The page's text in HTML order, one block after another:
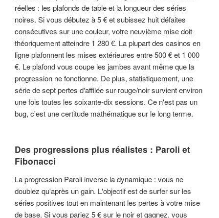
réelles : les plafonds de table et la longueur des séries
noires. Si vous débutez à 5 € et subissez huit défaites
consécutives sur une couleur, votre neuvième mise doit
théoriquement atteindre 1 280 €. La plupart des casinos en
ligne plafonnent les mises extérieures entre 500 € et 1 000
€. Le plafond vous coupe les jambes avant même que la
progression ne fonctionne. De plus, statistiquement, une
série de sept pertes d'affilée sur rouge/noir survient environ
une fois toutes les soixante-dix sessions. Ce n'est pas un
bug, c'est une certitude mathématique sur le long terme.
Des progressions plus réalistes : Paroli et
Fibonacci
La progression Paroli inverse la dynamique : vous ne
doublez qu'après un gain. L'objectif est de surfer sur les
séries positives tout en maintenant les pertes à votre mise
de base. Si vous pariez 5 € sur le noir et gagnez, vous